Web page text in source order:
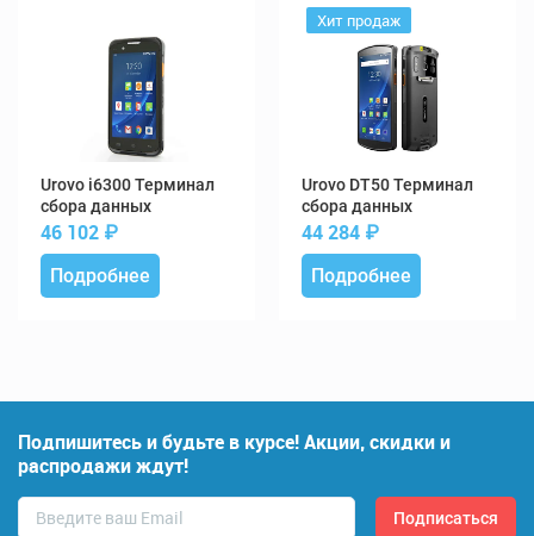
i6300 Терминал
сбора данных
46 102 ₽
Подробнее
Хит продаж
DT50 Терминал
сбора данных
44 284 ₽
Подробнее
Подпишитесь и будьте в курсе! Акции, скидки и
распродажи ждут!